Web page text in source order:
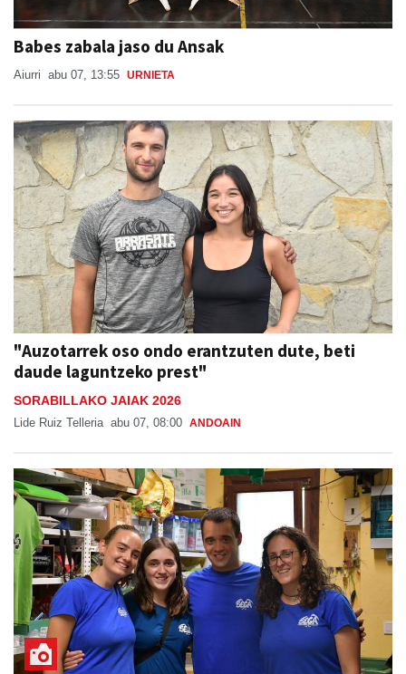
Babes zabala jaso du Ansak
Aiurri abu 07, 13:55 URNIETA
"Auzotarrek oso ondo erantzuten dute, beti
daude laguntzeko prest"
SORABILLAKO JAIAK 2026
Lide Ruiz Telleria abu 07, 08:00 ANDOAIN